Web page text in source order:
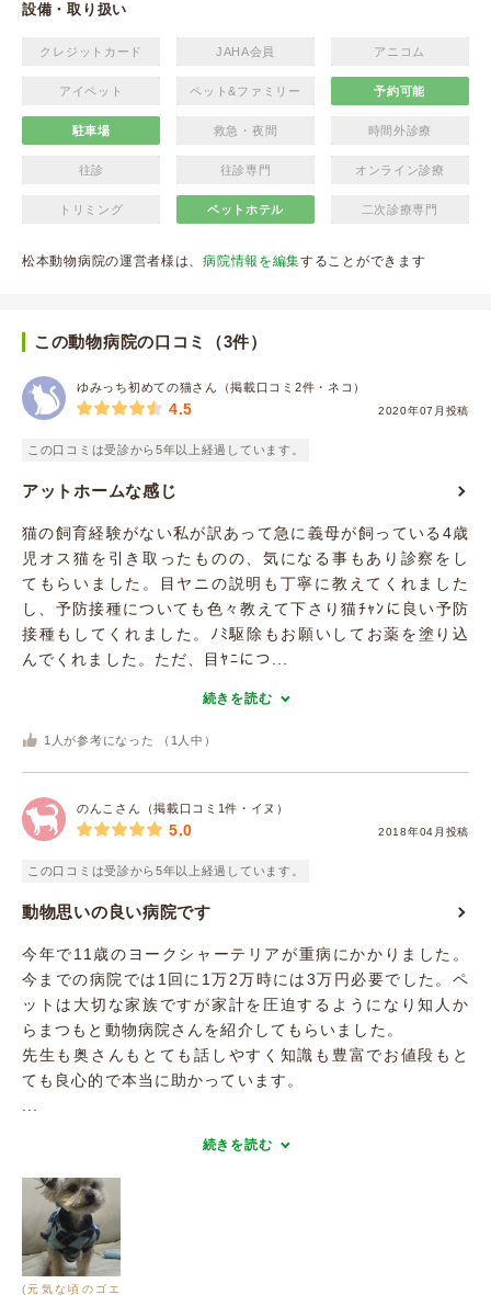
設備・取り扱い
クレジットカード JAHA会員 アニコム
アイペット ペット&ファミリー 予約可能
駐車場 救急・夜間 時間外診療
往診 往診専門 オンライン診療
トリミング ペットホテル 二次診療専門
松本動物病院の運営者様は、病院情報を編集することができます
この動物病院の口コミ（3件）
ゆみっち初めての猫さん（掲載口コミ2件・ネコ）
2020年07月投稿
4.5
この口コミは受診から5年以上経過しています。
アットホームな感じ
猫の飼育経験がない私が訳あって急に義母が飼っている4歳
児オス猫を引き取ったものの、気になる事もあり診察をし
てもらいました。目ヤニの説明も丁寧に教えてくれました
し、予防接種についても色々教えて下さり猫ﾁｬﾝに良い予防
接種もしてくれました。ﾉﾐ駆除もお願いしてお薬を塗り込
んでくれました。ただ、目ﾔﾆにつ...
続きを読む
1 人が参考になった （ 1 人中）
のんこさん（掲載口コミ1件・イヌ）
2018年04月投稿
5.0
この口コミは受診から5年以上経過しています。
動物思いの良い病院です
今年で11歳のヨークシャーテリアが重病にかかりました。
今までの病院では1回に1万2万時には3万円必要でした。ペ
ットは大切な家族ですが家計を圧迫するようになり知人か
らまつもと動物病院さんを紹介してもらいました。
先生も奥さんもとても話しやすく知識も豊富でお値段もと
ても良心的で本当に助かっています。
続きを読む
(元気な頃のゴエ